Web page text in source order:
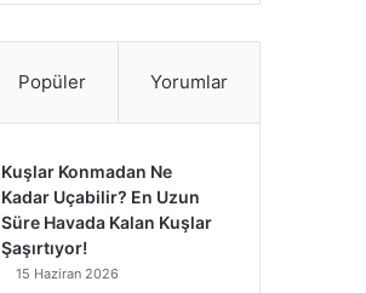
Popüler Yorumlar
Kuşlar Konmadan Ne
Kadar Uçabilir? En Uzun
Süre Havada Kalan Kuşlar
Şaşırtıyor!
15 Haziran 2026